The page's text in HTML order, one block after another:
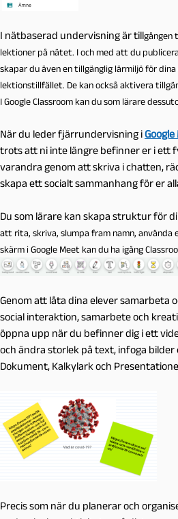
I nätbaserad undervisning är tillgången
lektioner på nätet. I och med att du
skapar du även en tillgänglig lärmiljö för
lektionstillfället. De kan också aktivera
I Google Classroom kan du som lärare
När du leder fjärrundervisning iGoogle
trots att ni inte längre befinner er i ett
varandra genom att skriva i chatten,
skapa ett socialt sammanhang för er
Du som lärare kan skapa struktur för
att rita, skriva, slumpa fram namn, använda
skärm i Google Meet kan du ha igång
Genom att låta dina elever samarbeta
social interaktion, samarbete och
öppna upp när du befinner dig i ett
och ändra storlek på text, infoga bilder
Dokument, Kalkylark och
Precis som när du planerar och